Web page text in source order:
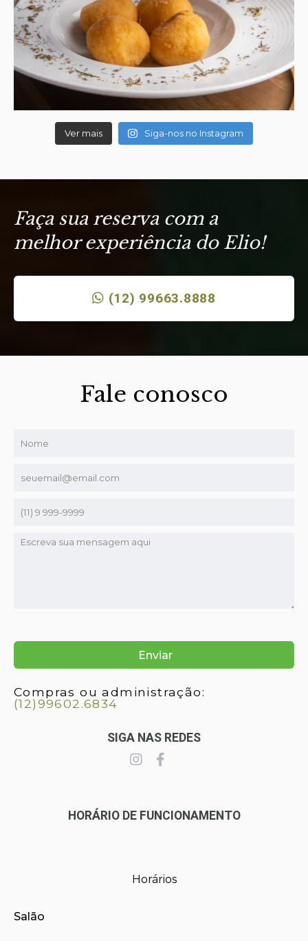
Ver mais Siga-nos no Instagram
Faça sua reserva com a
melhor experiência do Elio!
(12) 99663.8888
Fale conosco
HORÁRIO DE FUNCIONAMENTO
Horários
Salão
Compras ou administração:
(12)99602.6834
SIGA NAS REDES